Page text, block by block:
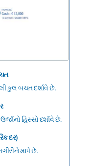
કુલ બચત દર્શાવે છે.
હિસ્સો દર્શાવે છે.
દર)
માપે છે.